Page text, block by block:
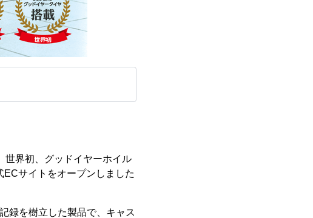
世界初、グッドイヤーホイル
サイトをオープンしました
録を樹立した製品で、キャス